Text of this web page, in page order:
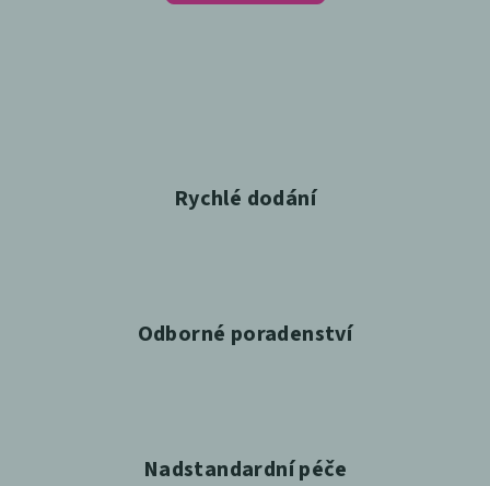
Rychlé dodání
Odborné poradenství
Nadstandardní péče